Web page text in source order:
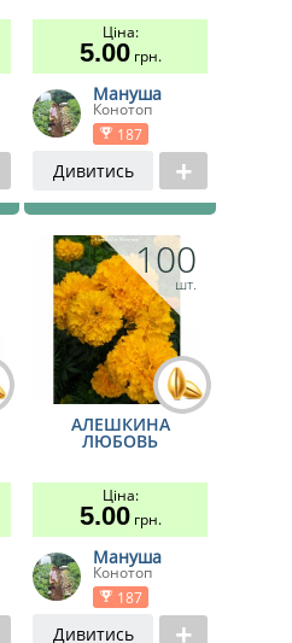
Ціна:
5.00грн.
Мануша
Конотоп
187
Дивитись
100
шт.
АЛЕШКИНА
ЛЮБОВЬ
Ціна:
5.00грн.
Мануша
Конотоп
187
Дивитись